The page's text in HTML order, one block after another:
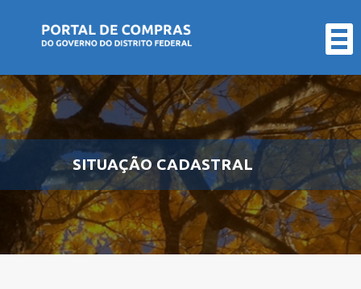
FORNECEDOR
ÓRGÃO
ATAS
DE
SITUAÇÃO CADASTRAL